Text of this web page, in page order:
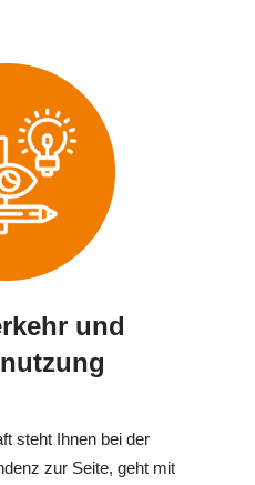
und
steht Ihnen bei der
zur Seite, geht mit